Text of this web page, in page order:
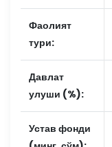
Фаолият
тури:
Давлат
улуши (%):
Устав фонди